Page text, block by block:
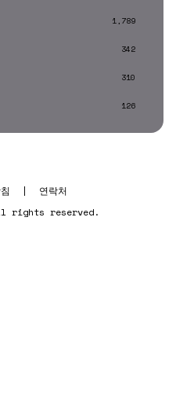
1,789
342
310
126
|
연락처
rights reserved.